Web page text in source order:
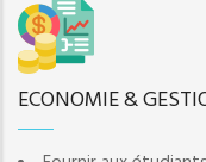
ECONOMIE &